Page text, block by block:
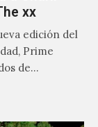
xx
edición del
Prime
de